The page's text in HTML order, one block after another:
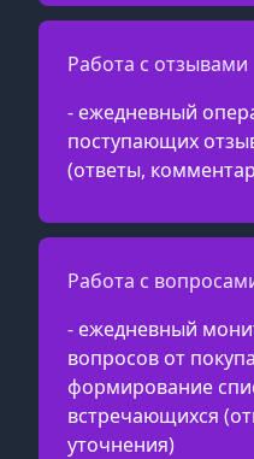
Работа с отзывами
- ежедневный
поступающих
(ответы,
Работа с
- ежедневный
вопросов от
формирование
встречающихся
уточнения)